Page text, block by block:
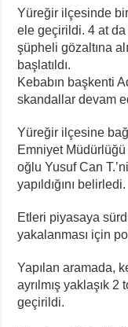
Yüreğir ilçesinde
ele geçirildi. 4 at da
şüpheli gözaltına
başlatıldı.
Kebabın başkenti
skandallar devam
Yüreğir ilçesine
Emniyet
oğlu Yusuf Can
yapıldığını belirledi.
Etleri piyasaya
yakalanması için
Yapılan aramada,
ayrılmış yaklaşık 2
geçirildi.